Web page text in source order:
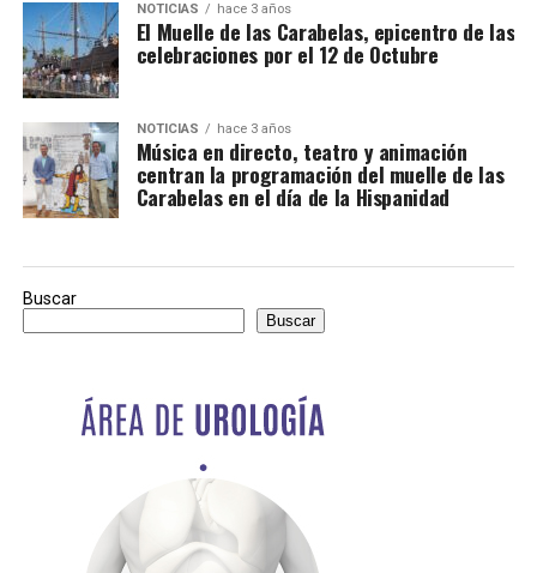
NOTICIAS hace 3 años
El Muelle de las Carabelas, epicentro de las
celebraciones por el 12 de Octubre
NOTICIAS hace 3 años
Música en directo, teatro y animación
centran la programación del muelle de las
Carabelas en el día de la Hispanidad
Buscar
Buscar